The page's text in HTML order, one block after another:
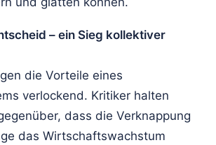
– ein Sieg kollektiver
die Vorteile eines
verlockend. Kritiker halten
dass die Verknappung
das Wirtschaftswachstum